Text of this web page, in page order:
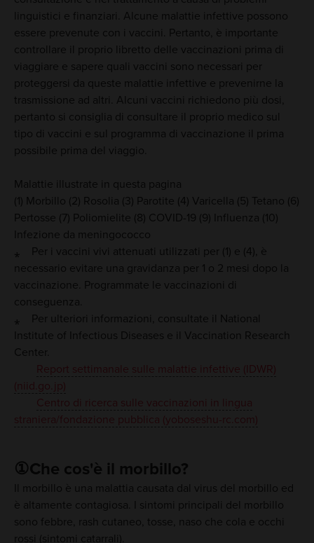
linguistici e finanziari. Alcune malattie infettive possono
essere prevenute con i vaccini. Pertanto, è importante
controllare il proprio libretto delle vaccinazioni prima di
viaggiare e sapere quali vaccini sono necessari per
proteggersi da queste malattie infettive e prevenirne la
trasmissione ad altri. Alcuni vaccini richiedono più dosi,
pertanto si consiglia di consultare il proprio medico sul
tipo di vaccini e sul programma di vaccinazione il prima
possibile prima del viaggio.
Malattie illustrate in questa pagina
(1) Morbillo (2) Rosolia (3) Parotite (4) Varicella (5) Tetano (6)
Pertosse (7) Poliomielite (8) COVID-19 (9) Influenza (10)
Infezione da meningococco
⁎ Per i vaccini vivi attenuati utilizzati per (1) e (4), è
necessario evitare una gravidanza per 1 o 2 mesi dopo la
vaccinazione. Programmate le vaccinazioni di
conseguenza.
⁎ Per ulteriori informazioni, consultate il National
Institute of Infectious Diseases e il Vaccination Research
Center.
Report settimanale sulle malattie infettive (IDWR)
(niid.go.jp)
Centro di ricerca sulle vaccinazioni in lingua
straniera/fondazione pubblica (yoboseshu-rc.com)
①Che cos'è il morbillo?
Il morbillo è una malattia causata dal virus del morbillo ed
è altamente contagiosa. I sintomi principali del morbillo
sono febbre, rash cutaneo, tosse, naso che cola e occhi
rossi (sintomi catarrali).